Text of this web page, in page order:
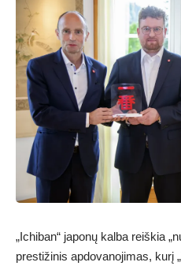
„Ichiban“ japonų kalba reiškia
prestižinis apdovanojimas, kurį